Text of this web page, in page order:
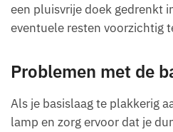
een pluisvrije doek gedrenkt
eventuele resten voorzichtig
Problemen met de
Als je basislaag te plakkerig
lamp en zorg ervoor dat je